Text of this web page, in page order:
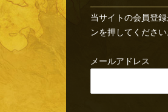
当サイトの会員登
ンを押してください
メールアドレス